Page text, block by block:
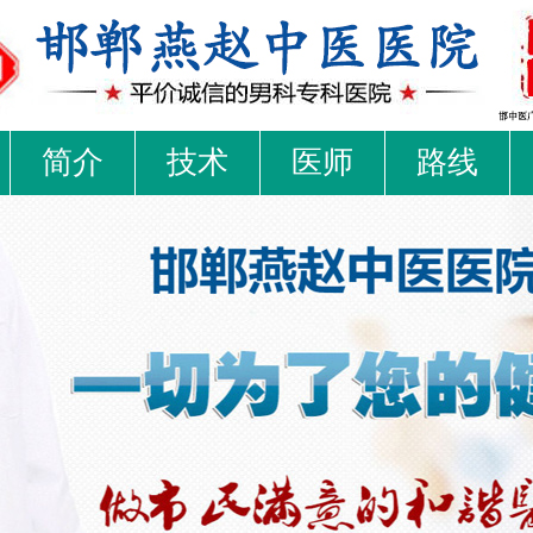
简介 技术 医师 路线